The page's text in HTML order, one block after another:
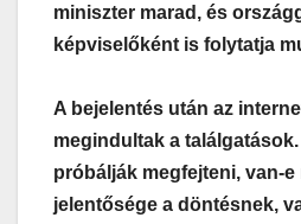
miniszter marad, és
képviselőként is folytatja
A bejelentés után az
megindultak a
próbálják megfejteni, van-
jelentősége a döntésnek,